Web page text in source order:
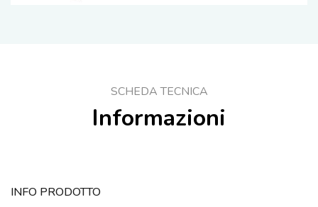
SCHEDA TECNICA
Informazioni
INFO PRODOTTO